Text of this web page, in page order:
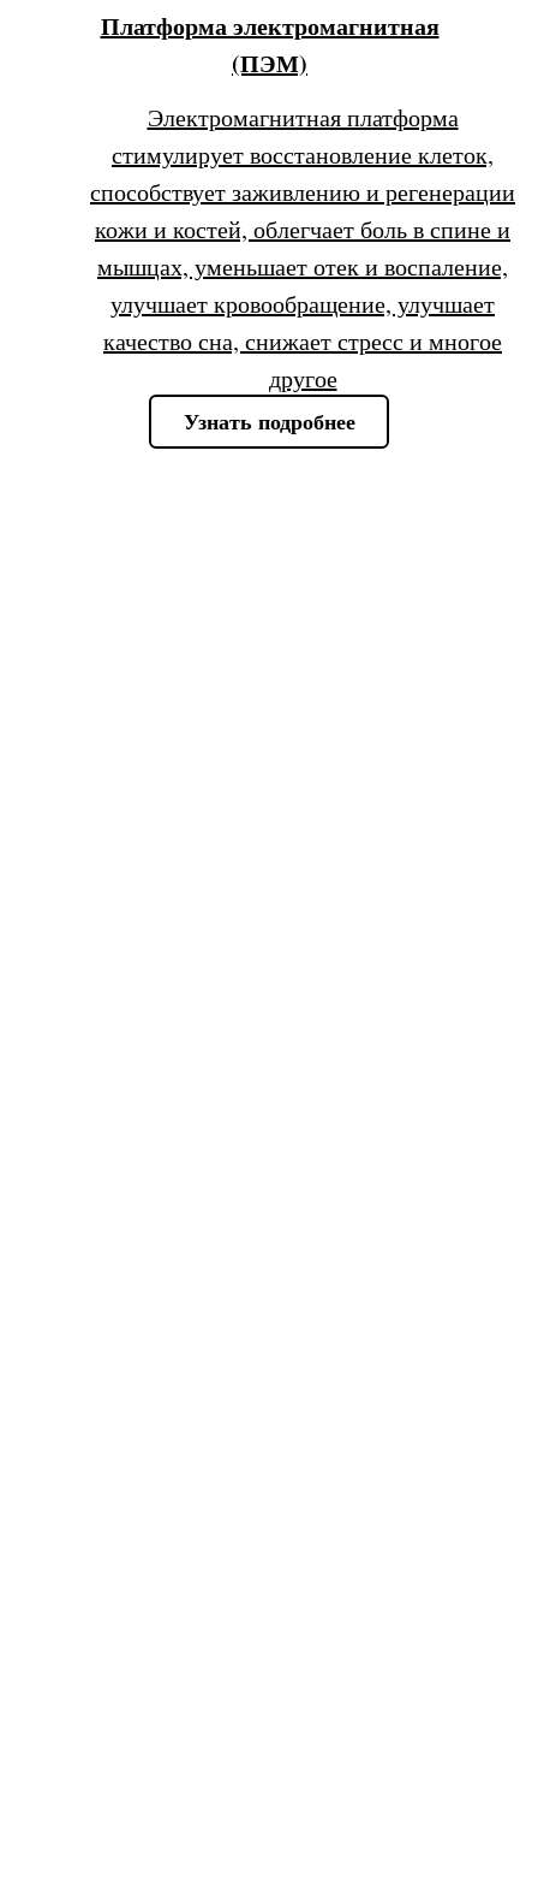
Платформа электромагнитная
(ПЭМ)
Электромагнитная платформа
стимулирует восстановление клеток,
способствует заживлению и регенерации
кожи и костей, облегчает боль в спине и
мышцах, уменьшает отек и воспаление,
улучшает кровообращение, улучшает
качество сна, снижает стресс и многое
другое
Узнать подробнее